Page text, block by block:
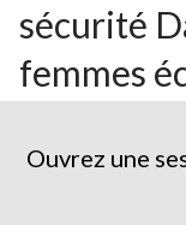
sécurité
femmes
Ouvrez une